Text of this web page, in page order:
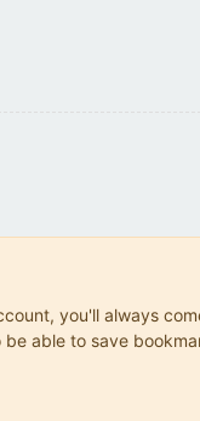
you'll always
able to save